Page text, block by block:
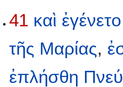
41 καὶ ἐγένετο
τῆς Μαρίας,
ἐπλήσθη